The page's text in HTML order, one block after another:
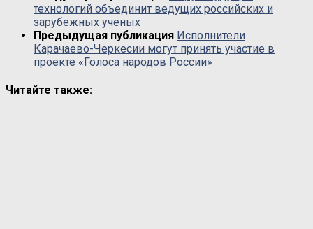
технологий объединит ведущих российских и
зарубежных ученых
Предыдущая публикация Исполнители
Карачаево-Черкесии могут принять участие в
проекте «Голоса народов России»
Читайте также: